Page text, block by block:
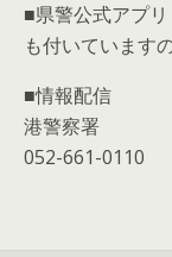
■県警公式アプ
も付いています
■情報配信
港警察署
052-661-0110